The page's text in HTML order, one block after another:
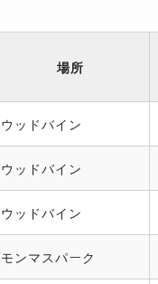
場所
ウッドバイン
ウッドバイン
ウッドバイン
モンマスパーク